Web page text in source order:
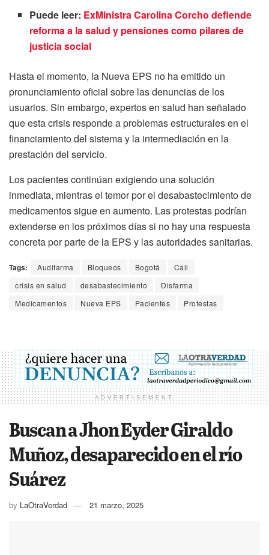
Puede leer: ExMinistra Carolina Corcho defiende
reforma a la salud y pensiones como pilares de
justicia social
Hasta el momento, la Nueva EPS no ha emitido un
pronunciamiento oficial sobre las denuncias de los
usuarios. Sin embargo, expertos en salud han señalado
que esta crisis responde a problemas estructurales en el
financiamiento del sistema y la intermediación en la
prestación del servicio.
Los pacientes continúan exigiendo una solución
inmediata, mientras el temor por el desabastecimiento de
medicamentos sigue en aumento. Las protestas podrían
extenderse en los próximos días si no hay una respuesta
concreta por parte de la EPS y las autoridades sanitarias.
Tags: Audifarma Bloqueos Bogotá
Cali
crisis en salud
desabastecimiento
Disfarma
Medicamentos
Nueva EPS Pacientes Protestas
ADVERTISEMENT
Buscan a Jhon Eyder Giraldo
Muñoz, desaparecido en el río
Suárez
by LaOtraVerdad 21 marzo, 2025